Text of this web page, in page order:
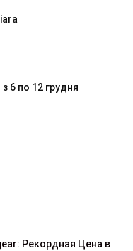
6 по 12 грудня
Рекордная Цена в